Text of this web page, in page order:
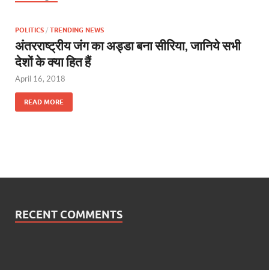
POLITICS / TRENDING NEWS
अंतरराष्ट्रीय जंग का अड्डा बना सीरिया, जानिये सभी
देशों के क्या हित हैं
April 16, 2018
READ MORE
RECENT COMMENTS